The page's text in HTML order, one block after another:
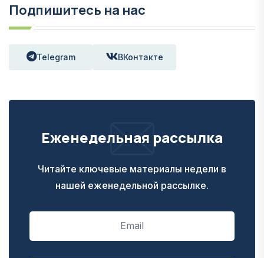
Подпишитесь на нас
Telegram ВКонтакте
Еженедельная рассылка
Читайте ключевые материалы недели в
нашей еженедельной рассылке.